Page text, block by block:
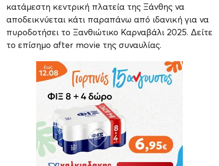
κατάμεστη κεντρική πλατεία της Ξάνθης να
αποδεικνύεται κάτι παραπάνω από ιδανική για να
πυροδοτήσει το Ξανθιώτικο Καρναβάλι 2025. Δείτε
το επίσημο after movie της συναυλίας.